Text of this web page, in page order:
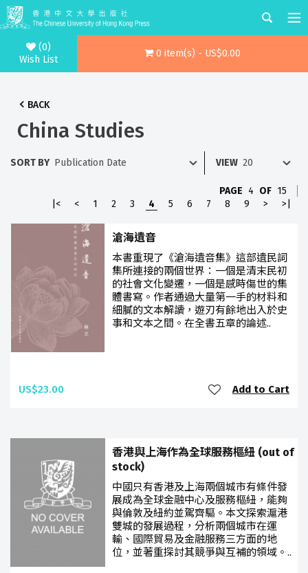
(0)
Wish List
0 item(s) - US$0.00
BACK
China Studies
SORT BY VIEW
PAGE 4 OF 15
|<
< 1 2 3 4 5 6 7 8 9 > >|
滄海遺音
本書重現了《滄海遺音集》這部遺民詞
集所連接的兩個世界：一個是清末民初
的社會文化變遷，一個是感時傷世的集
體書寫。作者通過大量第一手的材料和
細膩的文本解讀，遊刃有餘地出入於史
事和文本之間。在全書五章的論述..
US$23.00 Add to Cart
香港與上海作為全球服務樞紐 (out of
stock)
中國只有香港及上海兩個城市有條件發
展成為全球金融中心及服務樞紐，能夠
與倫敦及紐約並駕齊驅。本文探索滬港
雙城的發展過程，分析兩個城市在運
輸、國際貿易及金融服務三方面的地
位，並著重探討其競爭與互補的領域。..